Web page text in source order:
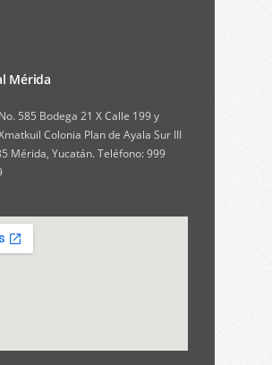
Mérida
585 Bodega 21 X Calle 199 y
Colonia Plan de Ayala Sur III
Mérida, Yucatán. Teléfono: 999